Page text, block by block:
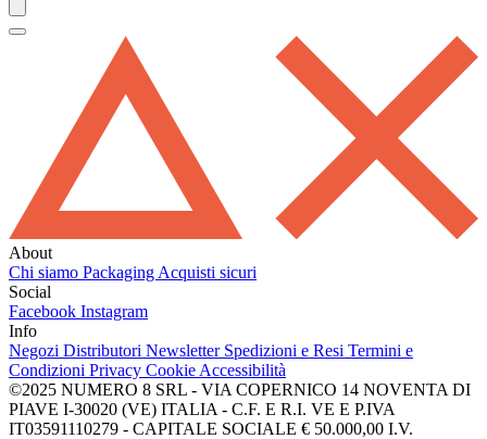
About
Chi siamo Packaging Acquisti sicuri
Social
Facebook Instagram
Info
Negozi Distributori Newsletter Spedizioni e Resi Termini e
Condizioni Privacy Cookie Accessibilità
©2025 NUMERO 8 SRL - VIA COPERNICO 14 NOVENTA DI
PIAVE I-30020 (VE) ITALIA - C.F. E R.I. VE E P.IVA
IT03591110279 - CAPITALE SOCIALE € 50.000,00 I.V.